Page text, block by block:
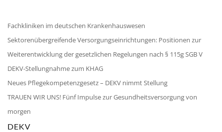
Fachkliniken im deutschen Krankenhauswesen
Sektorenübergreifende Versorgungseinrichtungen: Positionen zur
Weiterentwicklung der gesetzlichen Regelungen nach § 115g SGB V
DEKV-Stellungnahme zum KHAG
Neues Pflegekompetenzgesetz – DEKV nimmt Stellung
TRAUEN WIR UNS! Fünf Impulse zur Gesundheitsversorgung von
morgen
DEKV